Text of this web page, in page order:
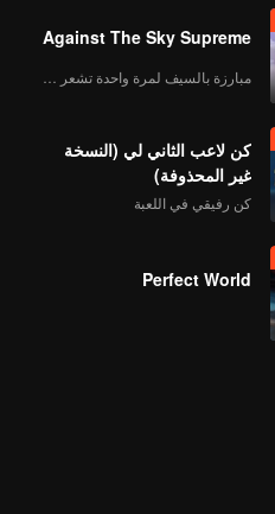
Stuffed Pouches
Episode 14: Bamboo-
Grilled Meat
Cream Lamb
Against The Sky Supreme
كن لاعب الثاني لي (النسخة
غير المحذوفة)
كن رفيقي في اللعبة
Perfect World